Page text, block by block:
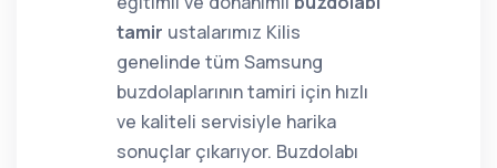
tamir ustalarımız Kilis
genelinde tüm Samsung
buzdolaplarının tamiri için hızlı
ve kaliteli servisiyle harika
sonuçlar çıkarıyor. Buzdolabı